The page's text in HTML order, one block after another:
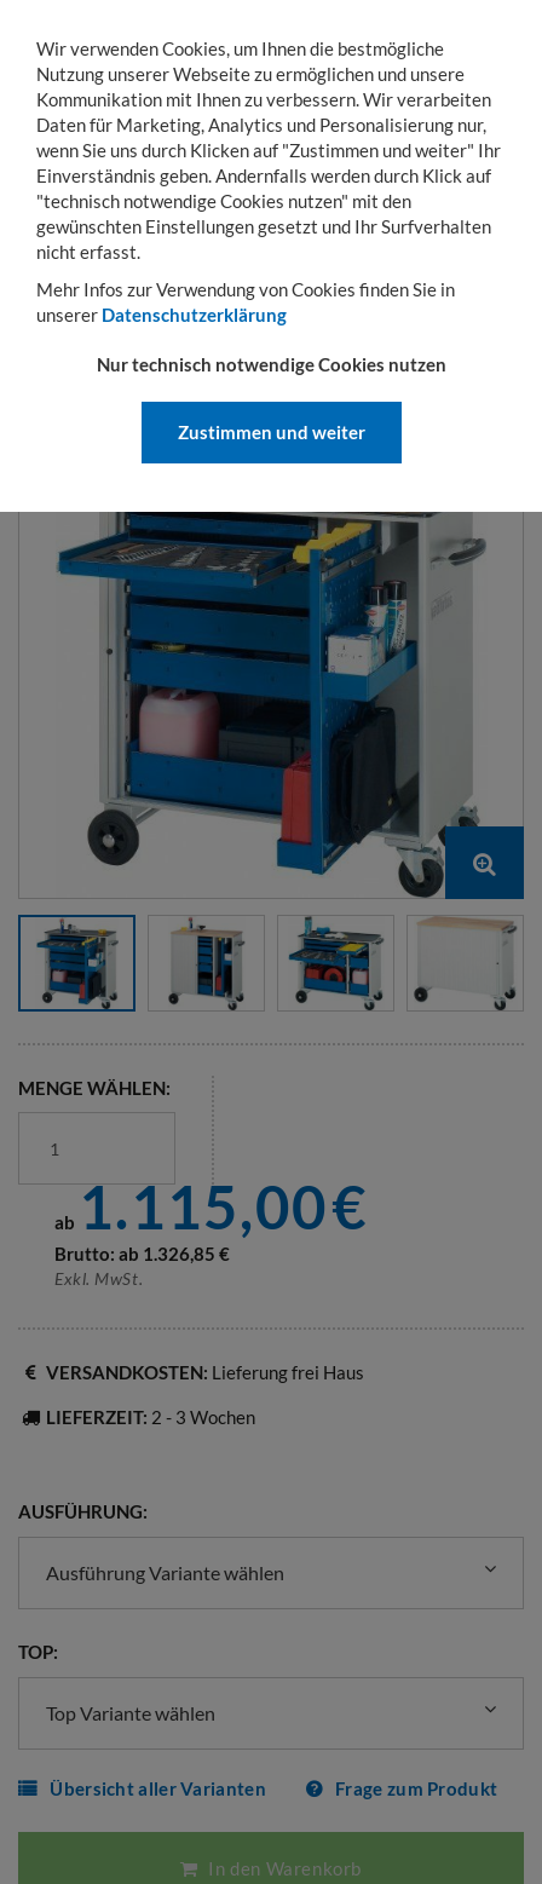
Toggle
navigation
MENÜ KONTO WARENKORB
Sie sind hier: Betriebseinrichtung Werkstattwagen
WERKSTATTWAGEN MIT
MENGE WÄHLEN:
ab 1.115,00€
Brutto: ab 1.326,85 €
Exkl. MwSt.
VERSANDKOSTEN: Lieferung frei Haus
LIEFERZEIT: 2 - 3 Wochen
AUSFÜHRUNG:
Ausführung Variante wählen
TOP:
Top Variante wählen
Übersicht aller Varianten Frage zum Produkt
In den Warenkorb
Wir verwenden Cookies, um Ihnen die bestmögliche
Nutzung unserer Webseite zu ermöglichen und unsere
Kommunikation mit Ihnen zu verbessern. Wir verarbeiten
Daten für Marketing, Analytics und Personalisierung nur,
wenn Sie uns durch Klicken auf "Zustimmen und weiter" Ihr
Einverständnis geben. Andernfalls werden durch Klick auf
"technisch notwendige Cookies nutzen" mit den
gewünschten Einstellungen gesetzt und Ihr Surfverhalten
nicht erfasst.
Mehr Infos zur Verwendung von Cookies finden Sie in
unserer Datenschutzerklärung
Nur technisch notwendige Cookies nutzen
Zustimmen und weiter